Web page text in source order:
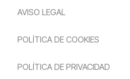
AVISO LEGAL
POLÍTICA DE COOKIES
POLÍTICA DE PRIVACIDAD